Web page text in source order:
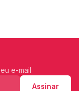
e-mail
Assinar